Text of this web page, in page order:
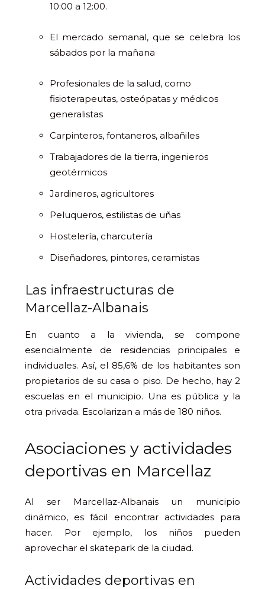
10:00 a 12:00.
El mercado semanal, que se celebra los
sábados por la mañana
Profesionales de la salud, como
fisioterapeutas, osteópatas y médicos
generalistas
Carpinteros, fontaneros, albañiles
Trabajadores de la tierra, ingenieros
geotérmicos
Jardineros, agricultores
Peluqueros, estilistas de uñas
Hostelería, charcutería
Diseñadores, pintores, ceramistas
Las infraestructuras de
Marcellaz-Albanais
En cuanto a la vivienda, se compone
esencialmente de residencias principales e
individuales. Así, el 85,6% de los habitantes son
propietarios de su casa o piso. De hecho, hay 2
escuelas en el municipio. Una es pública y la
otra privada. Escolarizan a más de 180 niños.
Asociaciones y actividades
deportivas en Marcellaz
Al ser Marcellaz-Albanais un municipio
dinámico, es fácil encontrar actividades para
hacer. Por ejemplo, los niños pueden
aprovechar el skatepark de la ciudad.
Actividades deportivas en